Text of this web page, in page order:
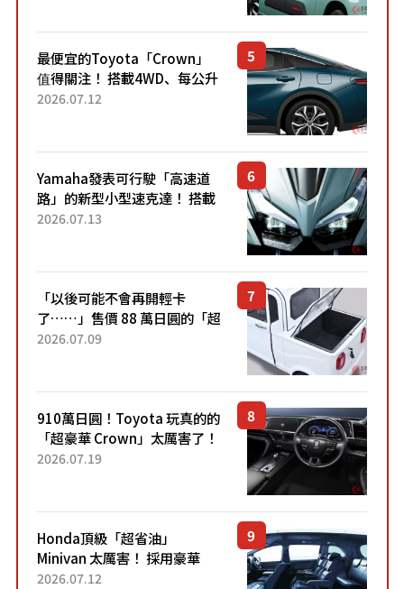
最便宜的Toyota「Crown」
值得關注！ 搭載4WD、每公升
22.4公里低油耗表現超亮眼！
2026.07.12
Yamaha發表可行駛「高速道
路」的新型小型速克達！ 搭載
能享受超強勁「渦輪感」的動
2026.07.13
「以後可能不會再開輕卡
了……」售價 88 萬日圓的「超
迷你輕型貨車」引發兩極評
了！...
2026.07.09
910萬日圓！Toyota 玩真的的
「超豪華 Crown」太厲害了！
採用由「匠人技藝」打造的
2026.07.19
Honda頂級「超省油」
Minivan 太厲害！ 採用豪華
「真皮座椅」與專屬「黑色內
2026.07.12